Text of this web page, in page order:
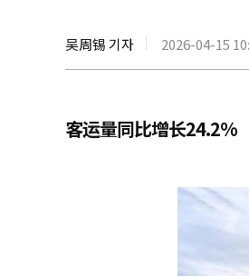
吴周锡 기자 2026-04-15
客运量同比增长24.2%